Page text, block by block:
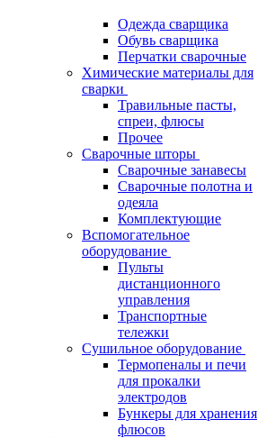
Одежда сварщика
Обувь сварщика
Перчатки сварочные
Химические материалы для
сварки
Травильные пасты,
спреи, флюсы
Прочее
Сварочные шторы
Сварочные занавесы
Сварочные полотна и
одеяла
Комплектующие
Вспомогательное
оборудование
Пульты
дистанционного
управления
Транспортные
тележки
Сушильное оборудование
Термопеналы и печи
для прокалки
электродов
Бункеры для хранения
флюсов